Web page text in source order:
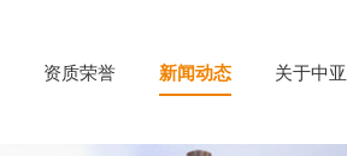
资质荣誉 新闻动态 关于中亚